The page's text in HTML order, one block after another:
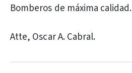
Bomberos de máxima calidad.
Atte, Oscar A. Cabral.